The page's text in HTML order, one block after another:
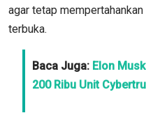
agar tetap
terbuka.
Baca Juga: Elon
200 Ribu Unit